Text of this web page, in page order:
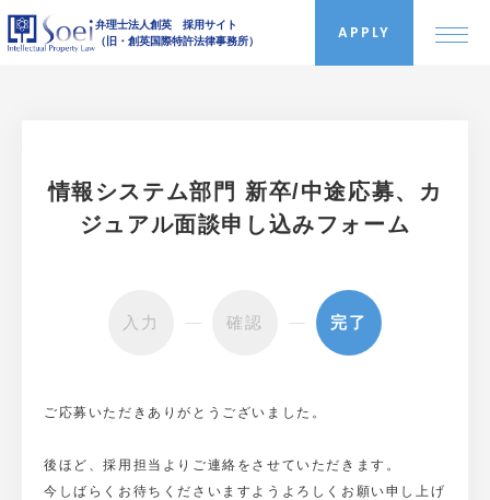
弁理士法人創英 採用サイト
（旧・創英国際特許法律事務所）
APPLY
採用情報
情報システム部門 新卒/中途応募、カ
ジュアル面談申し込みフォーム
入力 確認 完了
ご応募いただきありがとうございました。
後ほど、採用担当よりご連絡をさせていただきます。
今しばらくお待ちくださいますようよろしくお願い申し上げ